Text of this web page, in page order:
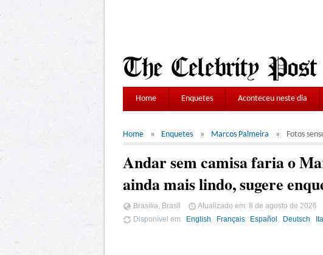
Home Enquetes Aconteceu neste dia
Home Enquetes Marcos Palmeira Fotos
Andar sem camisa faria o
ainda mais lindo, sugere
Brasília, Brasil Atualizado em: 8 de agosto de 2026
Disponível em
English Français Español Deutsch